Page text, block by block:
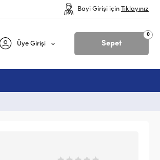
Bayi Girişi için Tıklayınız
Sepet
0
Üye Girişi